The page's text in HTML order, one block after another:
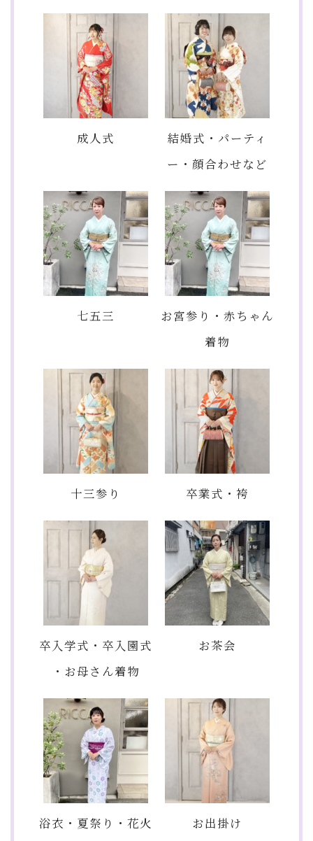
成人式
結婚式・パーティ
ー・顔合わせなど
七五三
お宮参り・赤ちゃん
着物
十三参り 卒業式・袴
卒入学式・卒入園式
・お母さん着物
お茶会
浴衣・夏祭り・花火
お出掛け